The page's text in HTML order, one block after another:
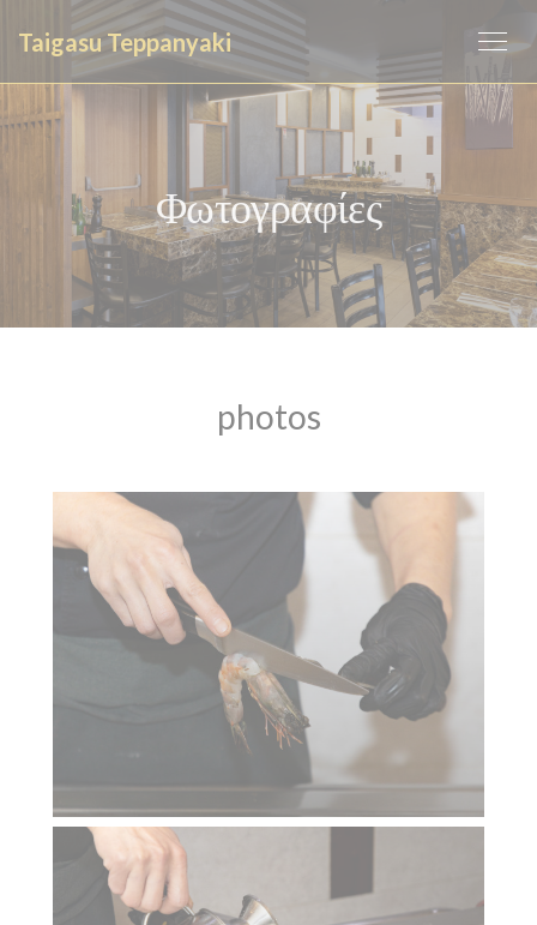
Πίνακας διαχείρισης "Μπισκότων" (Cookies)
Taigasu Teppanyaki
Φωτογραφίες
photos